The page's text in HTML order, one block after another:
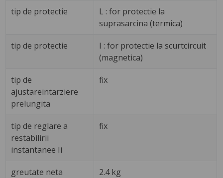
tip de protectie
L : for protectie la
suprasarcina (termica)
tip de protectie
I : for protectie la scurtcircuit
(magnetica)
tip de
ajustareintarziere
prelungita
fix
tip de reglare a
restabilirii
instantanee Ii
fix
greutate neta 2.4 kg